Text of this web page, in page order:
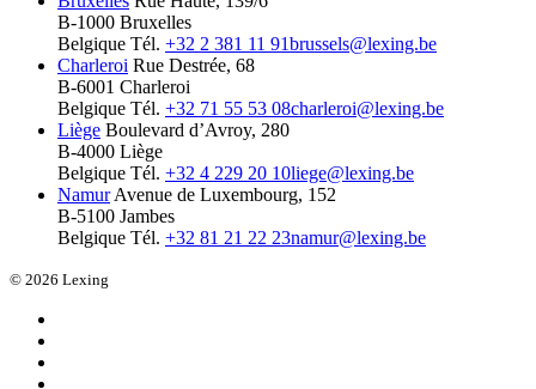
B-1000 Bruxelles
Belgique Tél. +32 2 381 11 91brussels@lexing.be
Charleroi Rue Destrée, 68
B-6001 Charleroi
Belgique Tél. +32 71 55 53 08charleroi@lexing.be
Liège Boulevard d’Avroy, 280
B-4000 Liège
Belgique Tél. +32 4 229 20 10liege@lexing.be
Namur Avenue de Luxembourg, 152
B-5100 Jambes
Belgique Tél. +32 81 21 22 23namur@lexing.be
© 2026 Lexing